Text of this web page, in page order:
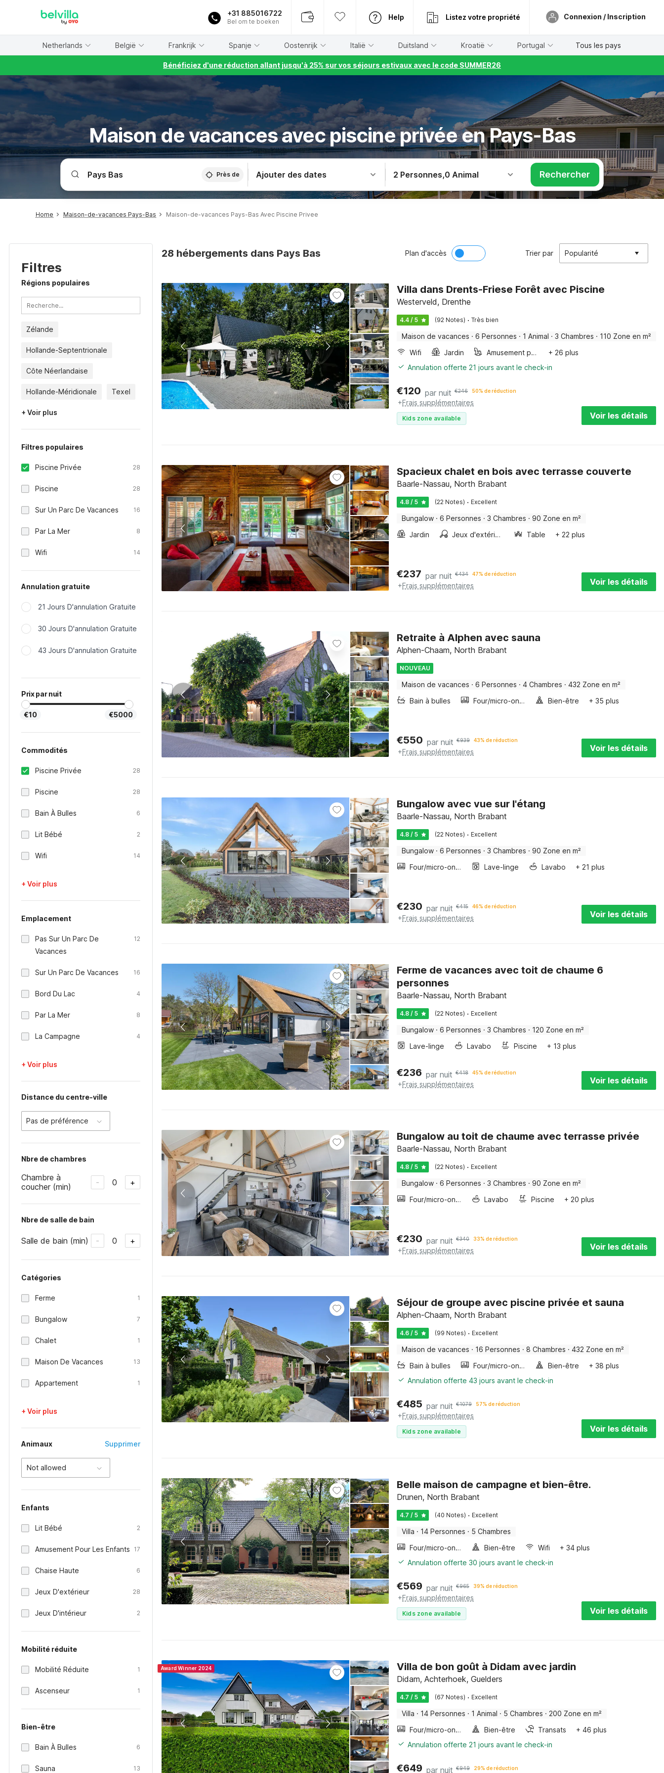
+31 885016722
Bel om te boeken
Help Listez votre propriété Connexion / Inscription
Netherlands België Frankrijk Spanje Oostenrijk Italië Duitsland Kroatië Portugal Tous les pays
Bénéficiez d'une réduction allant jusqu'à 25% sur vos séjours estivaux avec le code SUMMER26
Maison de vacances avec piscine privée en Pays-Bas
Près de Ajouter des dates 2 Personnes,0 Animal Rechercher
Home Maison-de-vacances Pays-Bas Maison-de-vacances Pays-Bas Avec Piscine Privee
Filtres
Régions populaires
Zélande
Hollande-Septentrionale
Côte Néerlandaise
Hollande-Méridionale Texel
+ Voir plus
Filtres populaires
Piscine Privée 28
Piscine 28
Sur Un Parc De Vacances 16
Par La Mer 8
Wifi 14
Annulation gratuite
21 Jours D'annulation Gratuite
30 Jours D'annulation Gratuite
43 Jours D'annulation Gratuite
Prix par nuit
€10 €5000
Commodités
Piscine Privée 28
Piscine 28
Bain À Bulles 6
Lit Bébé 2
Wifi 14
+ Voir plus
Emplacement
Pas Sur Un Parc De
Vacances
12
Sur Un Parc De Vacances 16
Bord Du Lac 4
Par La Mer 8
La Campagne 4
+ Voir plus
Distance du centre-ville
Pas de préférence
Nbre de chambres
Chambre à
coucher (min)
- 0 +
Nbre de salle de bain
Salle de bain (min) - 0 +
Catégories
Ferme 1
Bungalow 7
Chalet 1
Maison De Vacances 13
Appartement 1
+ Voir plus
Animaux Supprimer
Not allowed
Enfants
Lit Bébé 2
Amusement Pour Les Enfants 17
Chaise Haute 6
Jeux D'extérieur 28
Jeux D'intérieur 2
Mobilité réduite
Mobilité Réduite 1
Ascenseur 1
Bien-être
Bain À Bulles 6
Sauna 13
28 hébergements dans Pays Bas Plan d'accès Trier par Popularité
Villa dans Drents-Friese Forêt avec Piscine
Westerveld, Drenthe
4.4 / 5 (92 Notes) · Très bien
Maison de vacances · 6 Personnes · 1 Animal · 3 Chambres · 110 Zone en m²
Wifi
Jardin Amusement pour les enfants
+ 26 plus
Annulation offerte 21 jours avant le check-in
€120 par nuit €246 50% de réduction
+Frais supplémentaires
Kids zone available Voir les détails
Spacieux chalet en bois avec terrasse couverte
Baarle-Nassau, North Brabant
4.8 / 5 (22 Notes) · Excellent
Bungalow · 6 Personnes · 3 Chambres · 90 Zone en m²
Jardin
Jeux d'extérieur Table + 22 plus
€237 par nuit €434 47% de réduction
+Frais supplémentaires Voir les détails
Retraite à Alphen avec sauna
Alphen-Chaam, North Brabant
NOUVEAU
Maison de vacances · 6 Personnes · 4 Chambres · 432 Zone en m²
Bain à bulles
Four/micro-onde combinés Bien-être + 35 plus
€550 par nuit €939 43% de réduction
+Frais supplémentaires Voir les détails
Bungalow avec vue sur l'étang
Baarle-Nassau, North Brabant
4.8 / 5 (22 Notes) · Excellent
Bungalow · 6 Personnes · 3 Chambres · 90 Zone en m²
Four/micro-onde combinés
Lave-linge Lavabo + 21 plus
€230 par nuit €415 46% de réduction
+Frais supplémentaires Voir les détails
Ferme de vacances avec toit de chaume 6
personnes
Baarle-Nassau, North Brabant
4.8 / 5 (22 Notes) · Excellent
Bungalow · 6 Personnes · 3 Chambres · 120 Zone en m²
Lave-linge
Lavabo Piscine + 13 plus
€236 par nuit €418 45% de réduction
+Frais supplémentaires Voir les détails
Bungalow au toit de chaume avec terrasse privée
Baarle-Nassau, North Brabant
4.8 / 5 (22 Notes) · Excellent
Bungalow · 6 Personnes · 3 Chambres · 90 Zone en m²
Four/micro-onde combinés
Lavabo Piscine + 20 plus
€230 par nuit €340 33% de réduction
+Frais supplémentaires Voir les détails
Séjour de groupe avec piscine privée et sauna
Alphen-Chaam, North Brabant
4.6 / 5 (99 Notes) · Excellent
Maison de vacances · 16 Personnes · 8 Chambres · 432 Zone en m²
Bain à bulles
Four/micro-onde combinés Bien-être
+ 38 plus
Annulation offerte 43 jours avant le check-in
€485 par nuit €1079 57% de réduction
+Frais supplémentaires
Kids zone available Voir les détails
Belle maison de campagne et bien-être.
Drunen, North Brabant
4.7 / 5 (40 Notes) · Excellent
Villa · 14 Personnes · 5 Chambres
Four/micro-onde combinés
Bien-être Wifi
+ 34 plus
Annulation offerte 30 jours avant le check-in
€569 par nuit €965 39% de réduction
+Frais supplémentaires
Kids zone available Voir les détails
Award Winner 2024 Villa de bon goût à Didam avec jardin
Didam, Achterhoek, Guelders
4.7 / 5 (67 Notes) · Excellent
Villa · 14 Personnes · 1 Animal · 5 Chambres · 200 Zone en m²
Four/micro-onde combinés
Bien-être Transats
+ 46 plus
Annulation offerte 21 jours avant le check-in
€649 par nuit €949 29% de réduction